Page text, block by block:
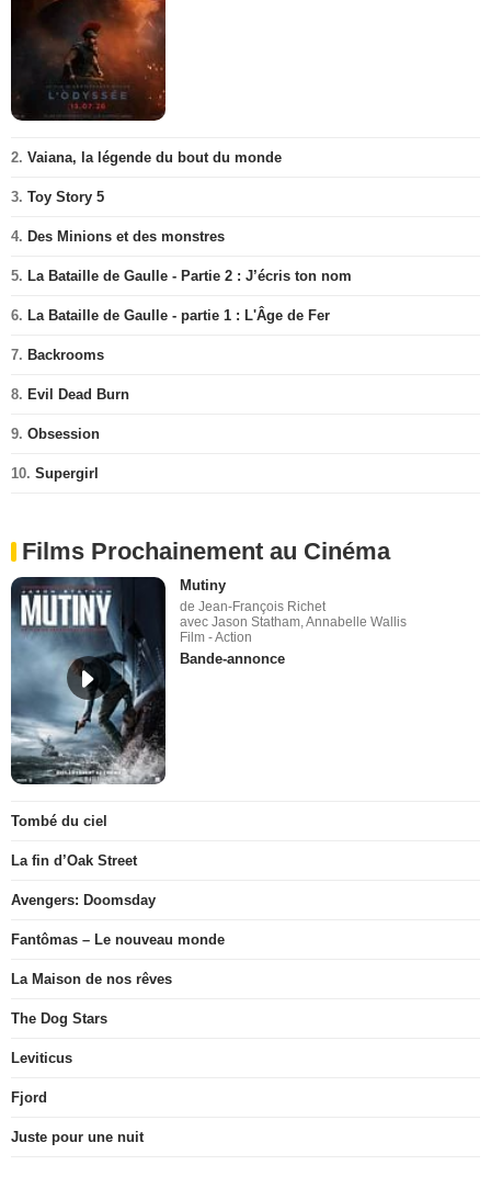
2. Vaiana, la légende du bout du monde
3. Toy Story 5
4. Des Minions et des monstres
5. La Bataille de Gaulle - Partie 2 : J’écris ton nom
6. La Bataille de Gaulle - partie 1 : L'Âge de Fer
7. Backrooms
8. Evil Dead Burn
9. Obsession
10. Supergirl
Films Prochainement au Cinéma
Mutiny
de Jean-François Richet
avec Jason Statham, Annabelle Wallis
Film - Action
Bande-annonce
Tombé du ciel
La fin d’Oak Street
Avengers: Doomsday
Fantômas – Le nouveau monde
La Maison de nos rêves
The Dog Stars
Leviticus
Fjord
Juste pour une nuit